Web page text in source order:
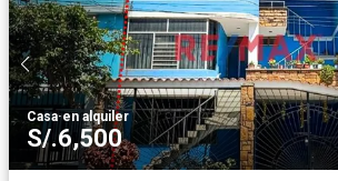
Casa·en alquiler
S/.6,500